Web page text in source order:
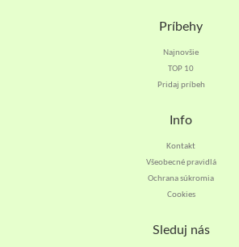
Príbehy
Najnovšie
TOP 10
Pridaj príbeh
Info
Kontakt
Všeobecné pravidlá
Ochrana súkromia
Cookies
Sleduj nás